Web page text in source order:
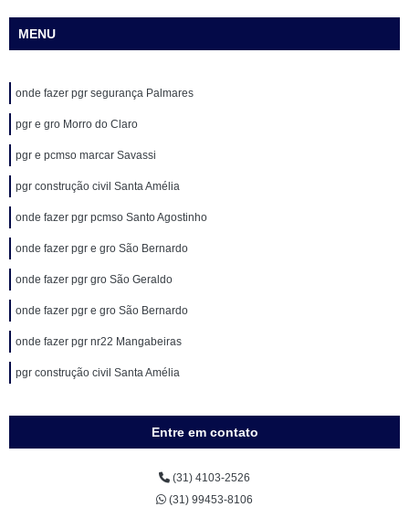
MENU
onde fazer pgr segurança Palmares
pgr e gro Morro do Claro
pgr e pcmso marcar Savassi
pgr construção civil Santa Amélia
onde fazer pgr pcmso Santo Agostinho
onde fazer pgr e gro São Bernardo
onde fazer pgr gro São Geraldo
onde fazer pgr e gro São Bernardo
onde fazer pgr nr22 Mangabeiras
pgr construção civil Santa Amélia
Entre em contato
(31) 4103-2526
(31) 99453-8106